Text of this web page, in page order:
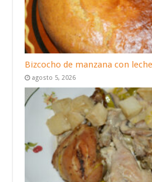
Bizcocho de manzana con
agosto 5, 2026